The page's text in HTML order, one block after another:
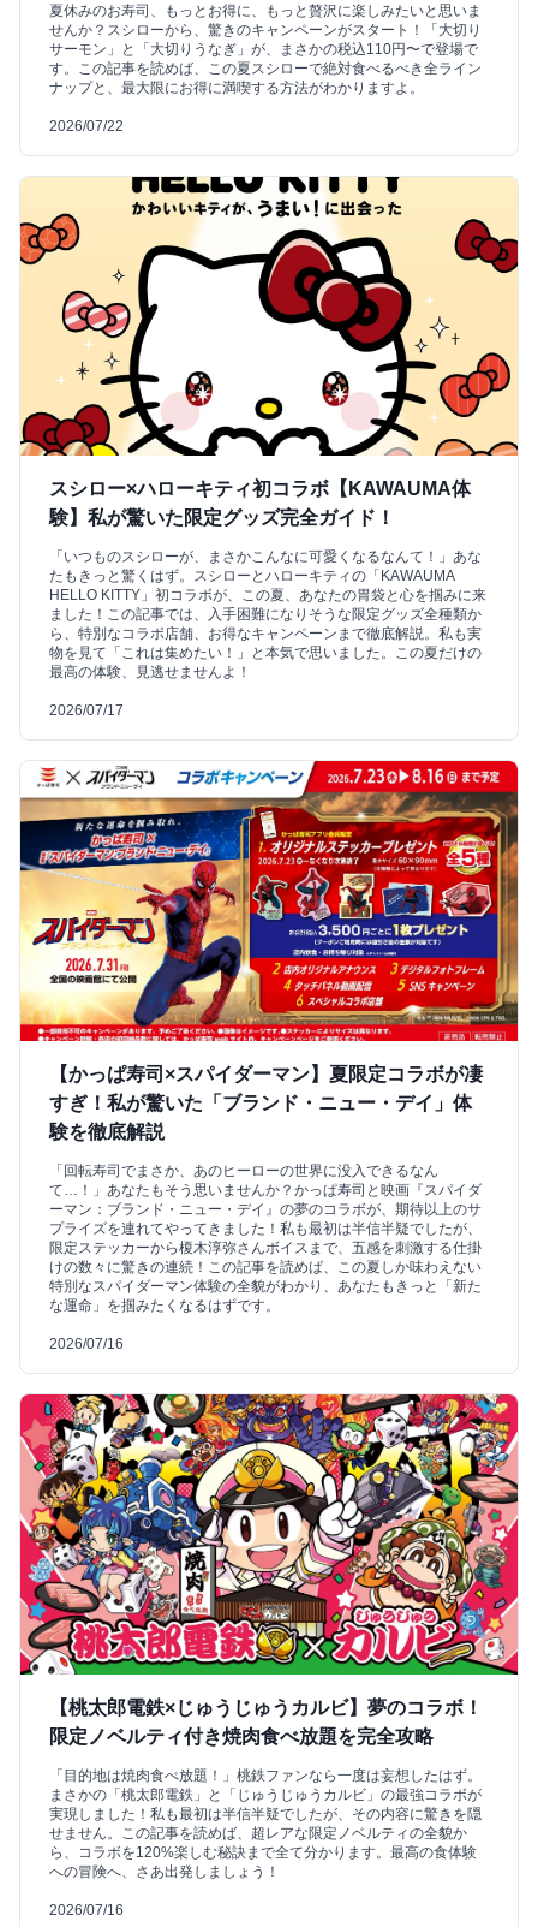
夏休みのお寿司、もっとお得に、もっと贅沢に楽しみたいと思いま
せんか？スシローから、驚きのキャンペーンがスタート！「大切り
サーモン」と「大切りうなぎ」が、まさかの税込110円〜で登場で
す。この記事を読めば、この夏スシローで絶対食べるべき全ライン
ナップと、最大限にお得に満喫する方法がわかりますよ。
2026/07/22
スシロー×ハローキティ初コラボ【KAWAUMA体
験】私が驚いた限定グッズ完全ガイド！
「いつものスシローが、まさかこんなに可愛くなるなんて！」あな
たもきっと驚くはず。スシローとハローキティの「KAWAUMA
HELLO KITTY」初コラボが、この夏、あなたの胃袋と心を掴みに来
ました！この記事では、入手困難になりそうな限定グッズ全種類か
ら、特別なコラボ店舗、お得なキャンペーンまで徹底解説。私も実
物を見て「これは集めたい！」と本気で思いました。この夏だけの
最高の体験、見逃せませんよ！
2026/07/17
【かっぱ寿司×スパイダーマン】夏限定コラボが凄
すぎ！私が驚いた「ブランド・ニュー・デイ」体
験を徹底解説
「回転寿司でまさか、あのヒーローの世界に没入できるなん
て…！」あなたもそう思いませんか？かっぱ寿司と映画『スパイダ
ーマン：ブランド・ニュー・デイ』の夢のコラボが、期待以上のサ
プライズを連れてやってきました！私も最初は半信半疑でしたが、
限定ステッカーから榎木淳弥さんボイスまで、五感を刺激する仕掛
けの数々に驚きの連続！この記事を読めば、この夏しか味わえない
特別なスパイダーマン体験の全貌がわかり、あなたもきっと「新た
な運命」を掴みたくなるはずです。
2026/07/16
【桃太郎電鉄×じゅうじゅうカルビ】夢のコラボ！
限定ノベルティ付き焼肉食べ放題を完全攻略
「目的地は焼肉食べ放題！」桃鉄ファンなら一度は妄想したはず。
まさかの「桃太郎電鉄」と「じゅうじゅうカルビ」の最強コラボが
実現しました！私も最初は半信半疑でしたが、その内容に驚きを隠
せません。この記事を読めば、超レアな限定ノベルティの全貌か
ら、コラボを120%楽しむ秘訣まで全て分かります。最高の食体験
への冒険へ、さあ出発しましょう！
2026/07/16